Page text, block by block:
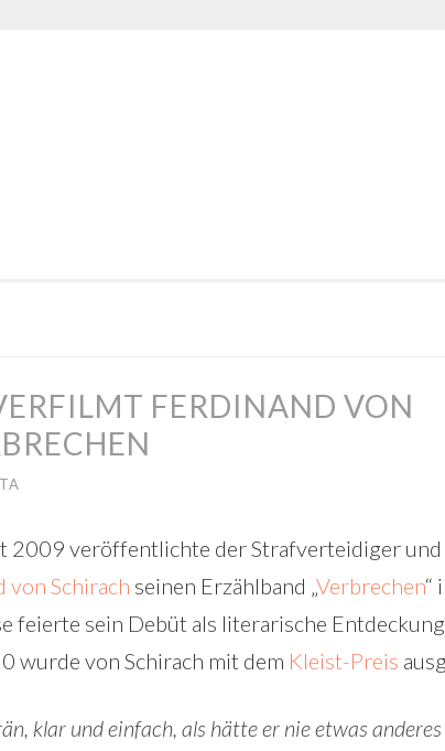
FERDINAND VON
2009 veröffentlichte der Strafverteidiger
von Schirach seinen Erzählband „Verbrechen“
feierte sein Debüt als literarische
wurde von Schirach mit dem Kleist-Preis
klar und einfach, als hätte er nie etwas